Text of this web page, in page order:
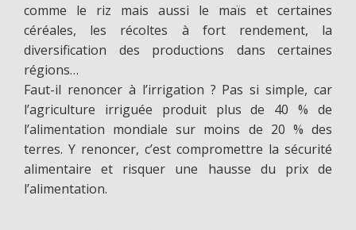
comme le riz mais aussi le maïs et certaines
céréales, les récoltes à fort rendement, la
diversification des productions dans certaines
régions…
Faut-il renoncer à l’irrigation ? Pas si simple, car
l’agriculture irriguée produit plus de 40 % de
l’alimentation mondiale sur moins de 20 % des
terres. Y renoncer, c’est compromettre la sécurité
alimentaire et risquer une hausse du prix de
l’alimentation.